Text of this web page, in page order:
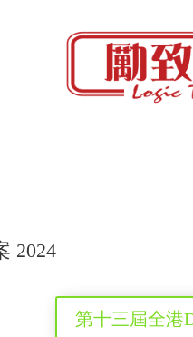
2024
第十三屆全港